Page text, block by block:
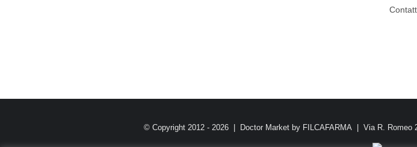
© Copyright 2012 - 2026 | Doctor Market by FILCAFARMA | Via R. Romeo